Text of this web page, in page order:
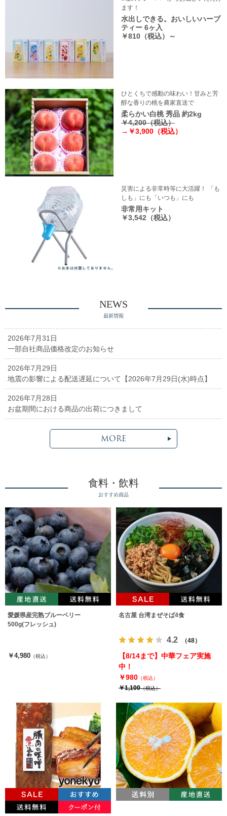
ます！
水出しできる。おいしいハーブ
ティー 6ヶ入
￥810（税込）～
ひとくちで感動の味わい！甘みと芳
醇な香りの桃を農家直送で
柔らかい白桃 秀品 約2kg
￥4,200（税込）
→￥3,900（税込）
災害による非常時等に大活躍！ 「も
しも」にも「いつも」にも
非常用キット
￥3,542（税込）
NEWS
最新情報
2026年7月31日
一部自社商品価格改定のお知らせ
2026年7月29日
地震の影響による配送遅延について【2026年7月29日(水)時点】
2026年7月28日
お盆期間における商品の出荷につきまして
MORE
食料・飲料
おすすめ商品
愛媛県産完熟ブルーベリー
500g(フレッシュ)
￥4,980 （税込）
名古屋 台湾まぜそば4食
4.2 （48）
【8/14まで】中華フェア実施
中！
￥980 （税込）
￥1,100（税込）